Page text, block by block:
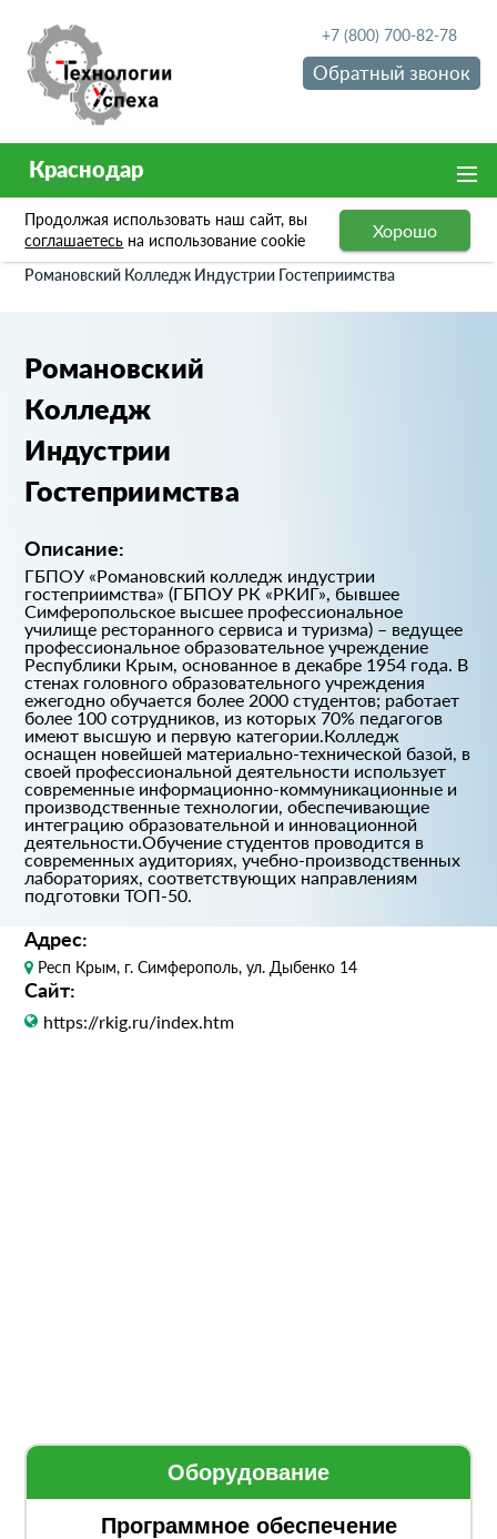
+7 (800) 700-82-78
Обратный звонок
Краснодар
Продолжая использовать наш сайт, вы
соглашаетесь на использование cookie Хорошо
Портфолио
Романовский Колледж Индустрии Гостеприимства
Романовский
Колледж
Индустрии
Гостеприимства
Описание:
ГБПОУ «Романовский колледж индустрии
гостеприимства» (ГБПОУ РК «РКИГ», бывшее
Симферопольское высшее профессиональное
училище ресторанного сервиса и туризма) – ведущее
профессиональное образовательное учреждение
Республики Крым, основанное в декабре 1954 года. В
стенах головного образовательного учреждения
ежегодно обучается более 2000 студентов; работает
более 100 сотрудников, из которых 70% педагогов
имеют высшую и первую категории.Колледж
оснащен новейшей материально-технической базой, в
своей профессиональной деятельности использует
современные информационно-коммуникационные и
производственные технологии, обеспечивающие
интеграцию образовательной и инновационной
деятельности.Обучение студентов проводится в
современных аудиториях, учебно-производственных
лабораториях, соответствующих направлениям
подготовки ТОП-50.
Адрес:
Респ Крым, г. Симферополь, ул. Дыбенко 14
Сайт:
https://rkig.ru/index.htm
Оборудование
Программное обеспечение